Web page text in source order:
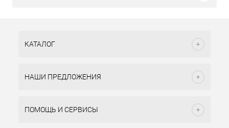
КАТАЛОГ
НАШИ ПРЕДЛОЖЕНИЯ
ПОМОЩЬ И СЕРВИСЫ